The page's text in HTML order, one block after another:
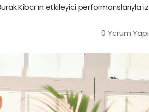
Kibar’ın etkileyici performanslarıyla
0 Yorum